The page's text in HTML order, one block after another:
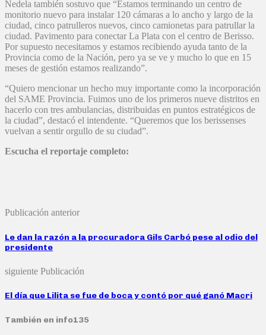
Nedela también sostuvo que “Estamos terminando un centro de
monitorio nuevo para instalar 120 cámaras a lo ancho y largo de la
ciudad, cinco patrulleros nuevos, cinco camionetas para patrullar la
ciudad. Pavimento para conectar La Plata con el centro de Berisso.
Por supuesto necesitamos y estamos recibiendo ayuda tanto de la
Provincia como de la Nación, pero ya se ve y mucho lo que en 15
meses de gestión estamos realizando”.
“Quiero mencionar un hecho muy importante como la incorporación
del SAME Provincia. Fuimos uno de los primeros nueve distritos en
hacerlo con tres ambulancias, distribuidas en puntos estratégicos de
la ciudad”, destacó el intendente. “Queremos que los berissenses
vuelvan a sentir orgullo de su ciudad”.
Escucha el reportaje completo:
Publicación anterior
Le dan la razón a la procuradora Gils Carbó pese al odio del
presidente
siguiente Publicación
El día que Lilita se fue de boca y contó por qué ganó Macri
También en info135